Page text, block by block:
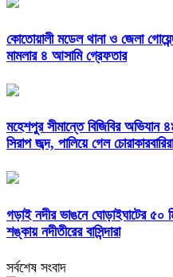
কোতোয়ালী মডেল থানা ও জেলা
মামলার ৪ আসামি গ্রেফতার
মহেশপুর সীমান্তে বিজিবির
সিরাপ জব্দ, পালিয়ে গেল চোরাকারবারিরা
গড়াই নদীর ভাঙনে ঘোড়াইঘাটের ৫০
শঙ্কায় নদীতীরের বাসিন্দারা
সর্বশেষ সংবাদ